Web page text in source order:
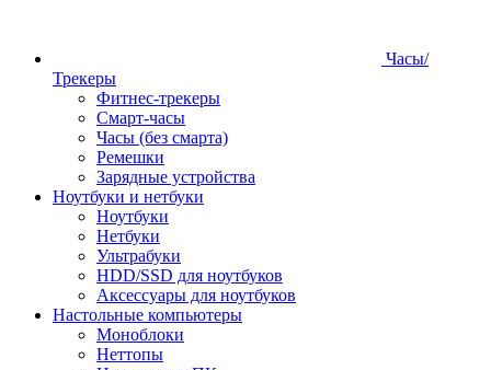
Часы/
Трекеры
Фитнес-трекеры
Смарт-часы
Часы (без смарта)
Ремешки
Зарядные устройства
Ноутбуки и нетбуки
Ноутбуки
Нетбуки
Ультрабуки
HDD/SSD для ноутбуков
Аксессуары для ноутбуков
Настольные компьютеры
Моноблоки
Неттопы